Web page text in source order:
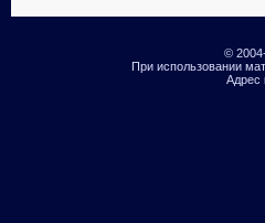
©
При использовании
Адрес